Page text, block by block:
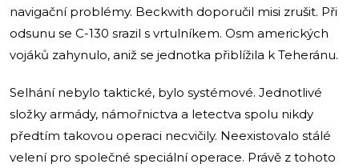
navigační problémy. Beckwith doporučil misi zrušit. Při
odsunu se C-130 srazil s vrtulníkem. Osm amerických
vojáků zahynulo, aniž se jednotka přiblížila k Teheránu.
Selhání nebylo taktické, bylo systémové. Jednotlivé
složky armády, námořnictva a letectva spolu nikdy
předtím takovou operaci necvičily. Neexistovalo stálé
velení pro společné speciální operace. Právě z tohoto